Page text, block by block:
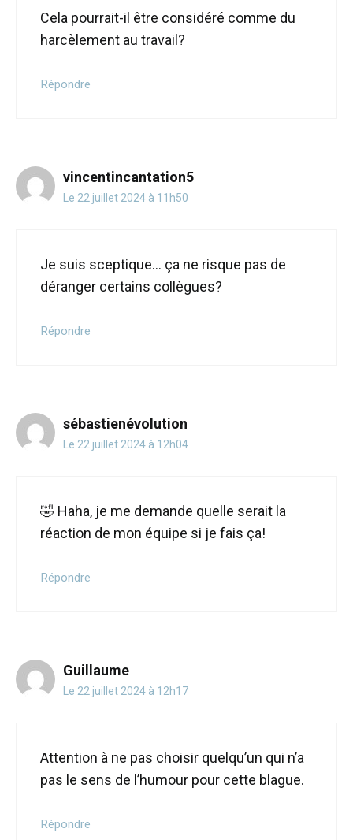
Cela pourrait-il être considéré comme du
harcèlement au travail?
Répondre
vincentincantation5
Le 22 juillet 2024 à 11h50
Je suis sceptique… ça ne risque pas de
déranger certains collègues?
Répondre
sébastienévolution
Le 22 juillet 2024 à 12h04
🤣 Haha, je me demande quelle serait la
réaction de mon équipe si je fais ça!
Répondre
Guillaume
Le 22 juillet 2024 à 12h17
Attention à ne pas choisir quelqu’un qui n’a
pas le sens de l’humour pour cette blague.
Répondre